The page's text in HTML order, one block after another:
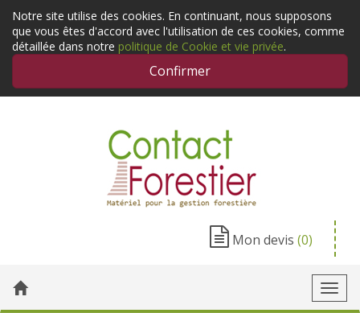
Notre site utilise des cookies. En continuant, nous supposons
que vous êtes d'accord avec l'utilisation de ces cookies, comme
détaillée dans notre politique de Cookie et vie privée.
Confirmer
Mon devis (0)